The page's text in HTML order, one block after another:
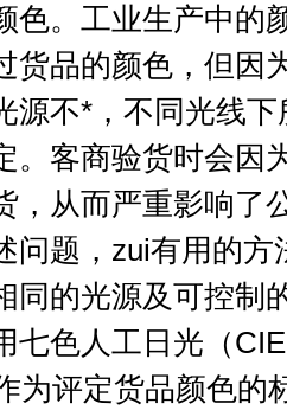
色。工业生产中的
货品的颜色，但因
源不*，不同光线
。客商验货时会因
，从而严重影响了
问题，zui有用的
同的光源及可控制
七色人工日光（
为评定货品颜色的